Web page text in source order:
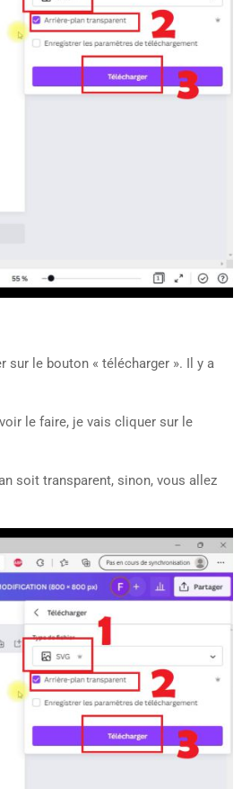
sur le bouton « télécharger ». Il y a
le faire, je vais cliquer sur le
soit transparent, sinon, vous allez